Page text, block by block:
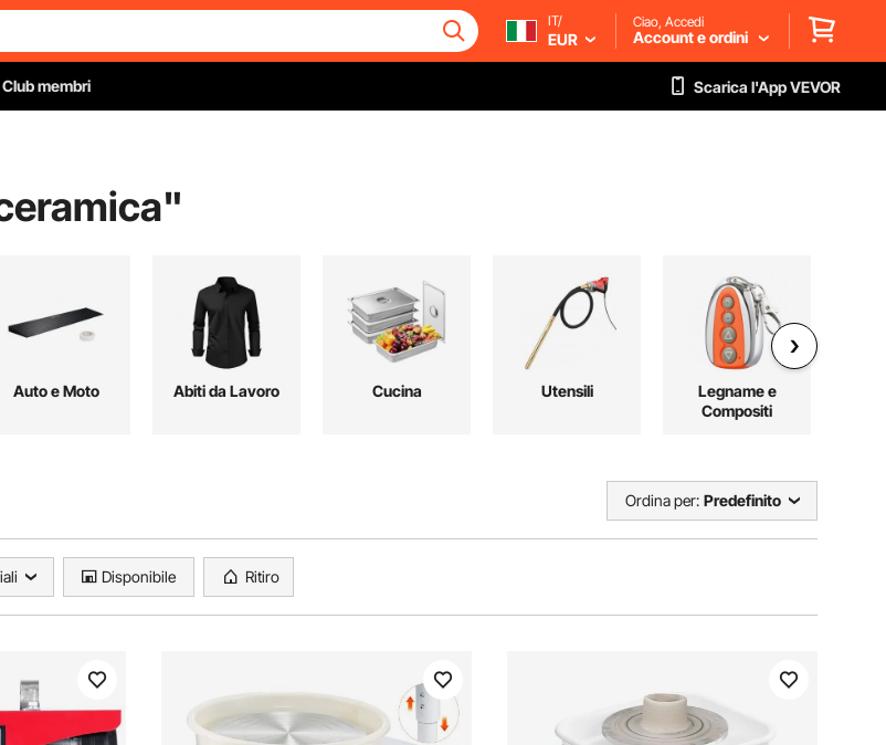
IT/
EUR
Ciao, Accedi
Account e ordini
Club membri Scarica l'App VEVOR
"
Auto e Moto Abiti da Lavoro Cucina Utensili
Legname e
Compositi
Ordina per: Predefinito
Disponibile Ritiro